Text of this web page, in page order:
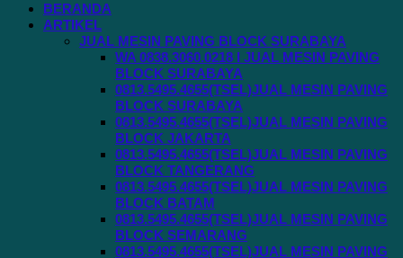
BERANDA
ARTIKEL
JUAL MESIN PAVING BLOCK SURABAYA
WA 0838.3060.0218 I JUAL MESIN PAVING
BLOCK SURABAYA
0813.5495.4655(TSEL)JUAL MESIN PAVING
BLOCK SURABAYA
0813.5495.4655(TSEL)JUAL MESIN PAVING
BLOCK JAKARTA
0813.5495.4655(TSEL)JUAL MESIN PAVING
BLOCK TANGERANG
0813.5495.4655(TSEL)JUAL MESIN PAVING
BLOCK BATAM
0813.5495.4655(TSEL)JUAL MESIN PAVING
BLOCK SEMARANG
0813.5495.4655(TSEL)JUAL MESIN PAVING